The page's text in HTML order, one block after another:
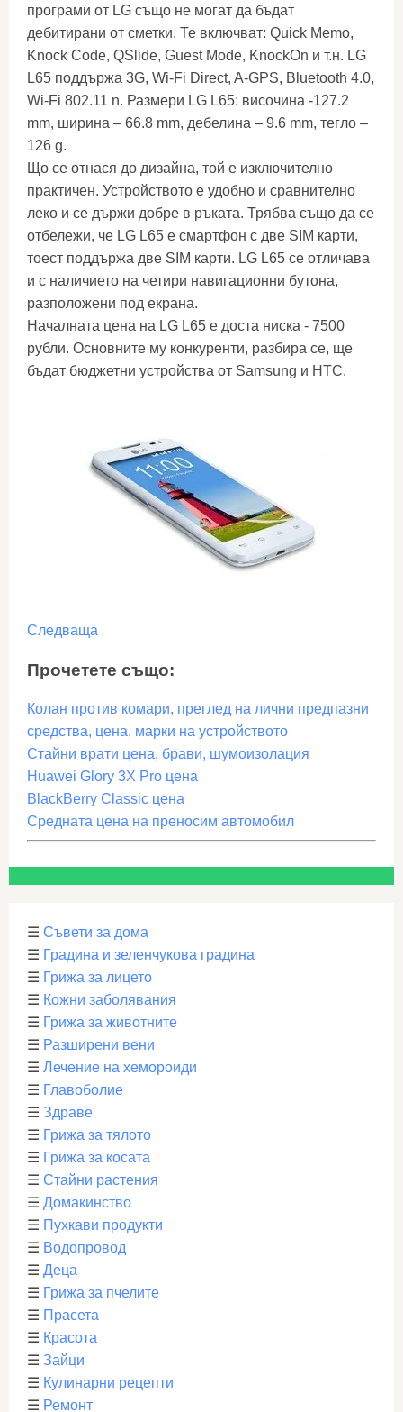
програми от LG също не могат да бъдат
дебитирани от сметки. Те включват: Quick Memo,
Knock Code, QSlide, Guest Mode, KnockOn и т.н. LG
L65 поддържа 3G, Wi-Fi Direct, A-GPS, Bluetooth 4.0,
Wi-Fi 802.11 n. Размери LG L65: височина -127.2
mm, ширина – 66.8 mm, дебелина – 9.6 mm, тегло –
126 g.
Що се отнася до дизайна, той е изключително
практичен. Устройството е удобно и сравнително
леко и се държи добре в ръката. Трябва също да се
отбележи, че LG L65 е смартфон с две SIM карти,
тоест поддържа две SIM карти. LG L65 се отличава
и с наличието на четири навигационни бутона,
разположени под екрана.
Началната цена на LG L65 е доста ниска - 7500
рубли. Основните му конкуренти, разбира се, ще
бъдат бюджетни устройства от Samsung и HTC.
Следваща
Прочетете също:
Колан против комари, преглед на лични предпазни
средства, цена, марки на устройството
Стайни врати цена, брави, шумоизолация
Huawei Glory 3X Pro цена
BlackBerry Classic цена
Средната цена на преносим автомобил
☰ Съвети за дома
☰ Градина и зеленчукова градина
☰ Грижа за лицето
☰ Кожни заболявания
☰ Грижа за животните
☰ Разширени вени
☰ Лечение на хемороиди
☰ Главоболие
☰ Здраве
☰ Грижа за тялото
☰ Грижа за косата
☰ Стайни растения
☰ Домакинство
☰ Пухкави продукти
☰ Водопровод
☰ Деца
☰ Грижа за пчелите
☰ Прасета
☰ Красота
☰ Зайци
☰ Кулинарни рецепти
☰ Ремонт